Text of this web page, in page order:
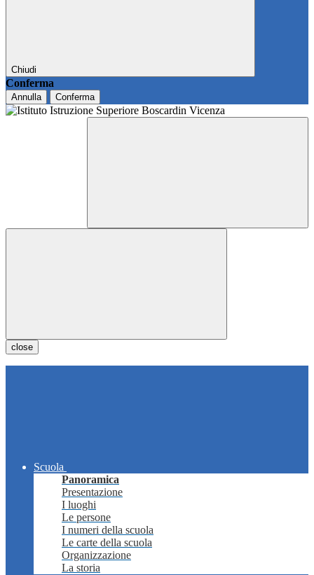
Chiudi
Conferma
Annulla Conferma
close
Scuola
Panoramica
Presentazione
I luoghi
Le persone
I numeri della scuola
Le carte della scuola
Organizzazione
La storia